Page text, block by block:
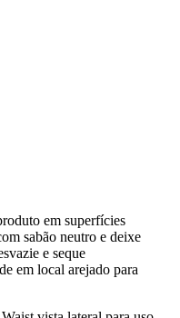
em superfícies
sabão neutro e deixe
e seque
em local arejado para